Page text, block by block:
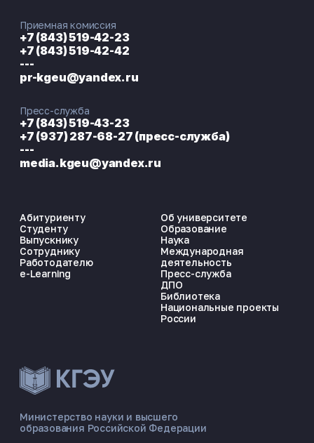
ЭНЕРГОКОД — ПОМОЩНИК КГЭУ
📋 Приёмная комиссия
Министерство науки и высшего
образования Российской Федерации
Абитуриенту
Студенту
Выпускнику
Сотруднику
Работодателю
e-Learning
Об университете
Образование
Наука
Международная
деятельность
Пресс-служба
ДПО
Библиотека
Национальные проекты
России
Приемная комиссия
+7 (843) 519-42-23
+7 (843) 519-42-42
---
pr-kgeu@yandex.ru
Пресс-служба
+7 (843) 519-43-23
+7 (937) 287-68-27 (пресс-служба)
---
media.kgeu@yandex.ru